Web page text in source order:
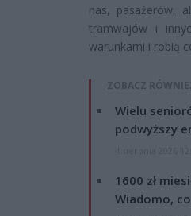
nas, pasażerów,
tramwajów i
warunkami i robią
ZOBACZ
Wielu
podwyższy
1600 zł
Wiadomo,